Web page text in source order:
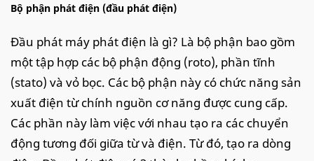
Bộ phận phát điện (đầu phát điện)
Đầu phát máy phát điện là gì? Là bộ phận bao gồm
một tập hợp các bộ phận động (roto), phần tĩnh
(stato) và vỏ bọc. Các bộ phận này có chức năng sản
xuất điện từ chính nguồn cơ năng được cung cấp.
Các phần này làm việc với nhau tạo ra các chuyển
động tương đối giữa từ và điện. Từ đó, tạo ra dòng